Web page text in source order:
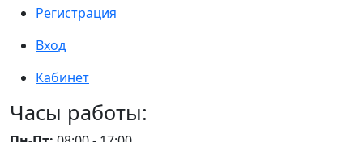
Регистрация
Вход
Кабинет
Часы работы: